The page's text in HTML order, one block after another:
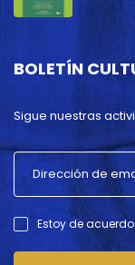
BOLETÍN
Sigue nuestras
Estoy de